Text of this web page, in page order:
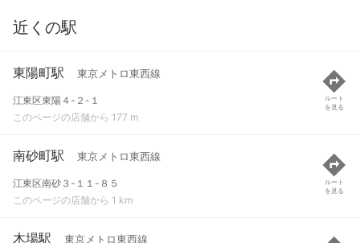
近くの駅
東陽町駅 東京メトロ東西線
江東区東陽４-２-１
このページの店舗から 177 m
ルート
を見る
南砂町駅 東京メトロ東西線
江東区南砂３-１１-８５
このページの店舗から 1 km
ルート
を見る
木場駅 東京メトロ東西線